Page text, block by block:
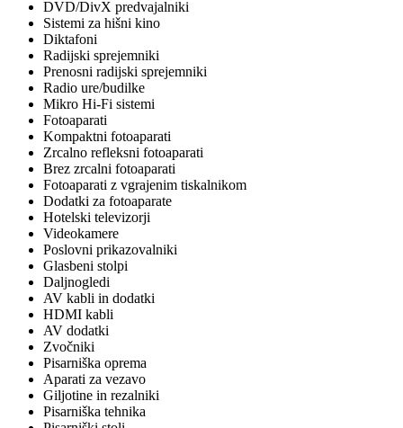
DVD/DivX predvajalniki
Sistemi za hišni kino
Diktafoni
Radijski sprejemniki
Prenosni radijski sprejemniki
Radio ure/budilke
Mikro Hi-Fi sistemi
Fotoaparati
Kompaktni fotoaparati
Zrcalno refleksni fotoaparati
Brez zrcalni fotoaparati
Fotoaparati z vgrajenim tiskalnikom
Dodatki za fotoaparate
Hotelski televizorji
Videokamere
Poslovni prikazovalniki
Glasbeni stolpi
Daljnogledi
AV kabli in dodatki
HDMI kabli
AV dodatki
Zvočniki
Pisarniška oprema
Aparati za vezavo
Giljotine in rezalniki
Pisarniška tehnika